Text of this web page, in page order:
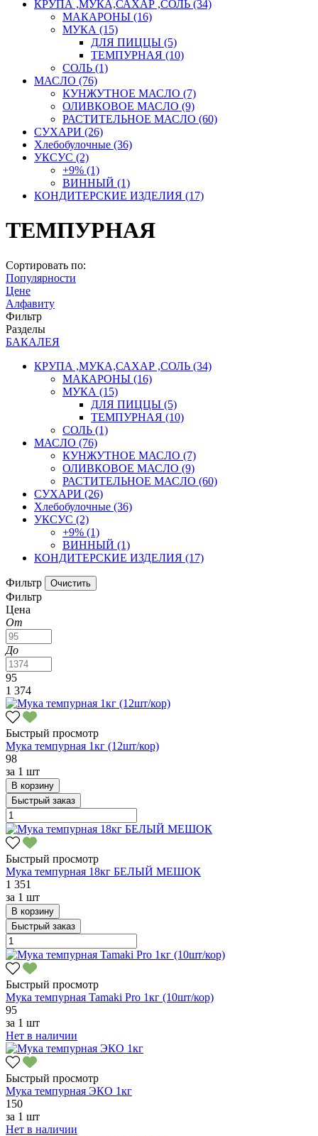
КРУПА ,МУКА,САХАР ,СОЛЬ (34)
МАКАРОНЫ (16)
МУКА (15)
ДЛЯ ПИЦЦЫ (5)
ТЕМПУРНАЯ (10)
СОЛЬ (1)
МАСЛО (76)
КУНЖУТНОЕ МАСЛО (7)
ОЛИВКОВОЕ МАСЛО (9)
РАСТИТЕЛЬНОЕ МАСЛО (60)
СУХАРИ (26)
Хлебобулочные (36)
УКСУС (2)
+9% (1)
ВИННЫЙ (1)
КОНДИТЕРСКИЕ ИЗДЕЛИЯ (17)
ТЕМПУРНАЯ
Сортировать по:
Популярности
Цене
Алфавиту
Фильтр
Разделы
БАКАЛЕЯ
КРУПА ,МУКА,САХАР ,СОЛЬ (34)
МАКАРОНЫ (16)
МУКА (15)
ДЛЯ ПИЦЦЫ (5)
ТЕМПУРНАЯ (10)
СОЛЬ (1)
МАСЛО (76)
КУНЖУТНОЕ МАСЛО (7)
ОЛИВКОВОЕ МАСЛО (9)
РАСТИТЕЛЬНОЕ МАСЛО (60)
СУХАРИ (26)
Хлебобулочные (36)
УКСУС (2)
+9% (1)
ВИННЫЙ (1)
КОНДИТЕРСКИЕ ИЗДЕЛИЯ (17)
Фильтр
Фильтр
Цена
От
До
95
1 374
Быстрый просмотр
Мука темпурная 1кг (12шт/кор)
98
за 1 шт
В корзину
Быстрый заказ
Быстрый просмотр
Мука темпурная 18кг БЕЛЫЙ МЕШОК
1 351
за 1 шт
В корзину
Быстрый заказ
Быстрый просмотр
Мука темпурная Tamaki Pro 1кг (10шт/кор)
95
за 1 шт
Нет в наличии
Быстрый просмотр
Мука темпурная ЭКО 1кг
150
за 1 шт
Нет в наличии